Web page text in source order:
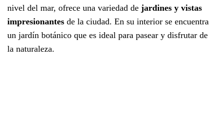
nivel del mar, ofrece una variedad de jardines y vistas
impresionantes de la ciudad. En su interior se encuentra
un jardín botánico que es ideal para pasear y disfrutar de
la naturaleza.